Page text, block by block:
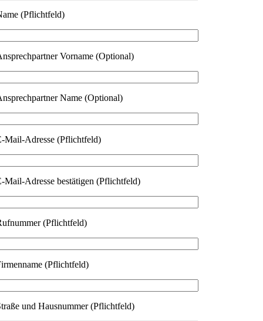
(Pflichtfeld)
Vorname (Optional)
Name (Optional)
Mail-Adresse (Pflichtfeld)
lasse dieses Feld leer.
Mail-Adresse bestätigen (Pflichtfeld)
(Pflichtfeld)
(Pflichtfeld)
und Hausnummer (Pflichtfeld)